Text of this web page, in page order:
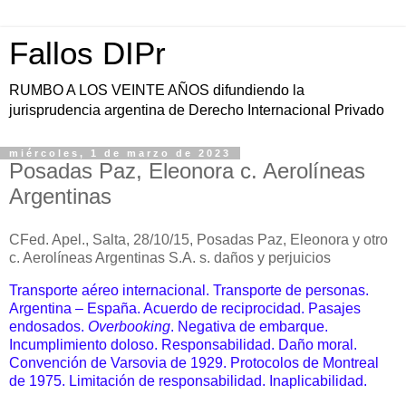
Fallos DIPr
RUMBO A LOS VEINTE AÑOS difundiendo la
jurisprudencia argentina de Derecho Internacional Privado
miércoles, 1 de marzo de 2023
Posadas Paz, Eleonora c. Aerolíneas
Argentinas
CFed. Apel., Salta, 28/10/15, Posadas Paz, Eleonora y otro
c. Aerolíneas Argentinas S.A. s. daños y perjuicios
Transporte aéreo internacional. Transporte de personas.
Argentina – España. Acuerdo de reciprocidad. Pasajes
endosados. Overbooking. Negativa de embarque.
Incumplimiento doloso. Responsabilidad. Daño moral.
Convención de Varsovia de 1929. Protocolos de Montreal
de 1975. Limitación de responsabilidad. Inaplicabilidad.